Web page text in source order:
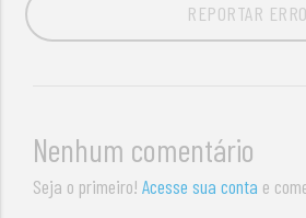
REPORTAR ERRO
Nenhum comentário
Seja o primeiro!Acesse sua conta e